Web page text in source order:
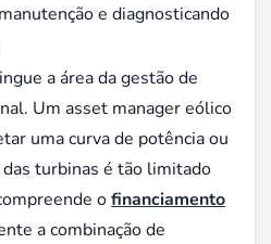
e diagnosticando
a área da gestão de
Um asset manager eólico
uma curva de potência ou
turbinas é tão limitado
ofinanciamento
a combinação de